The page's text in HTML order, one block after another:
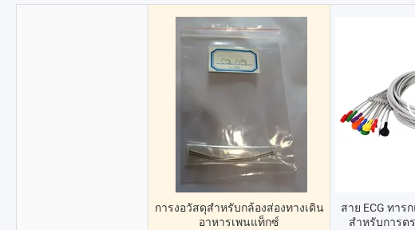
การงอวัสดุสำหรับกล้องส่องทางเดิน
อาหารเพนแท็กซ์
สาย ECG ทา
สำหรับการต